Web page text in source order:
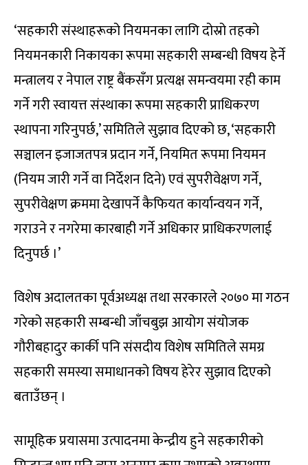
‘सहकारी संस्थाहरूको नियमनका लागि दोस्रो तहको
नियमनकारी निकायका रूपमा सहकारी सम्बन्धी विषय हेर्ने
मन्त्रालय र नेपाल राष्ट्र बैंकसँग प्रत्यक्ष समन्वयमा रही काम
गर्ने गरी स्वायत्त संस्थाका रूपमा सहकारी प्राधिकरण
स्थापना गरिनुपर्छ,’ समितिले सुझाव दिएको छ, ‘सहकारी
सञ्चालन इजाजतपत्र प्रदान गर्ने, नियमित रूपमा नियमन
(नियम जारी गर्ने वा निर्देशन दिने) एवं सुपरीवेक्षण गर्ने,
सुपरीवेक्षण क्रममा देखापर्ने कैफियत कार्यान्वयन गर्ने,
गराउने र नगरेमा कारबाही गर्ने अधिकार प्राधिकरणलाई
दिनुपर्छ ।’
विशेष अदालतका पूर्वअध्यक्ष तथा सरकारले २०७० मा गठन
गरेको सहकारी सम्बन्धी जाँचबुझ आयोग संयोजक
गौरीबहादुर कार्की पनि संसदीय विशेष समितिले समग्र
सहकारी समस्या समाधानको विषय हेरेर सुझाव दिएको
बताउँछन् ।
सामूहिक प्रयासमा उत्पादनमा केन्द्रीय हुने सहकारीको